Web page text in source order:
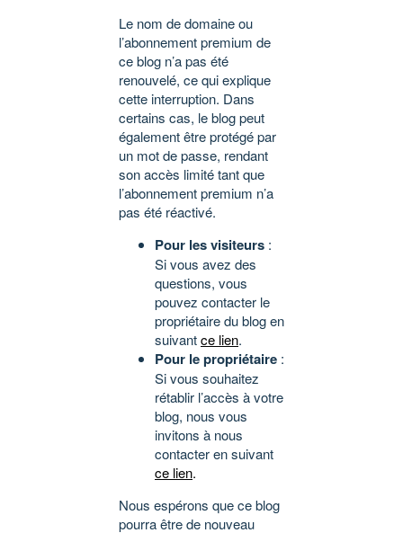
Le nom de domaine ou
l’abonnement premium de
ce blog n’a pas été
renouvelé, ce qui explique
cette interruption. Dans
certains cas, le blog peut
également être protégé par
un mot de passe, rendant
son accès limité tant que
l’abonnement premium n’a
pas été réactivé.
Pour les visiteurs :
Si vous avez des
questions, vous
pouvez contacter le
propriétaire du blog en
suivantce lien.
Pour le propriétaire :
Si vous souhaitez
rétablir l’accès à votre
blog, nous vous
invitons à nous
contacter en suivant
ce lien.
Nous espérons que ce blog
pourra être de nouveau